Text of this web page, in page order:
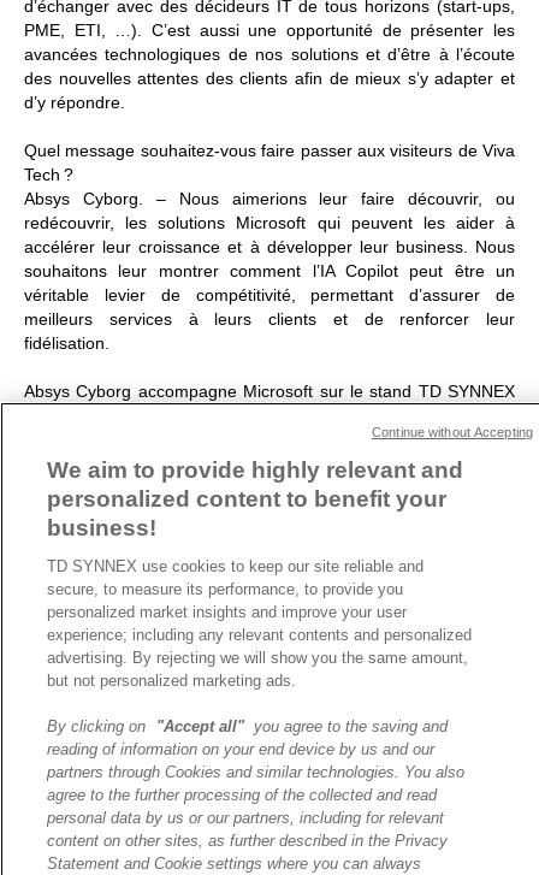
d’échanger avec des décideurs IT de tous horizons (start-ups,
PME, ETI, …). C’est aussi une opportunité de présenter les
avancées technologiques de nos solutions et d’être à l’écoute
des nouvelles attentes des clients afin de mieux s’y adapter et
d’y répondre.
Quel message souhaitez-vous faire passer aux visiteurs de Viva
Tech ?
Absys Cyborg. –Nous aimerions leur faire découvrir, ou
redécouvrir, les solutions Microsoft qui peuvent les aider à
accélérer leur croissance et à développer leur business. Nous
souhaitons leur montrer comment l’IA Copilot peut être un
véritable levier de compétitivité, permettant d’assurer de
meilleurs services à leurs clients et de renforcer leur
fidélisation.
Absys Cyborg accompagne Microsoft sur le stand TD SYNNEX
ARTICLE PRÉCÉDENT ARTICLE SUIVANT
A propos de TD SYNNEX
Historique
Travailler chez TD SYNNEX
Devenir Client
Contact
Cookies Settings
Relations Investisseurs
Ethics and Compliance
We aim to provide highly relevant and
personalized content to benefit your
business!
TD SYNNEX use cookies to keep our site reliable and
secure, to measure its performance, to provide you
personalized market insights and improve your user
experience; including any relevant contents and personalized
advertising. By rejecting we will show you the same amount,
but not personalized marketing ads.
By clicking on "Accept all"you agree to the saving and
reading of information on your end device by us and our
partners through Cookies and similar technologies. You also
agree to the further processing of the collected and read
personal data by us or our partners, including for relevant
content on other sites, as further described in the Privacy
Statement and Cookie settings where you can always
Continue without Accepting